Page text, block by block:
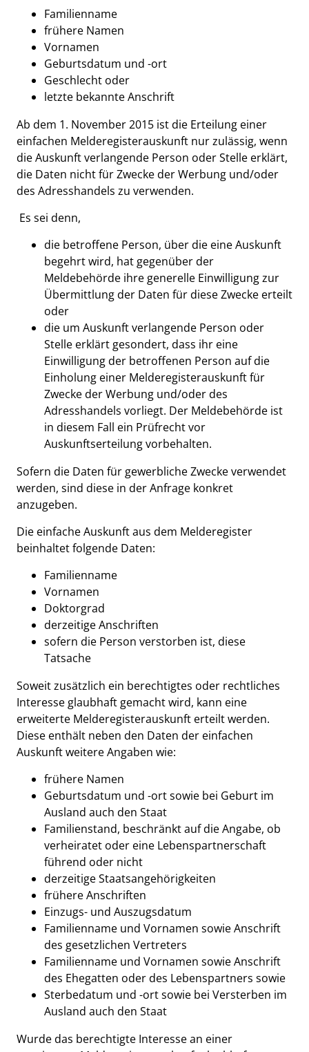
Familienname
frühere Namen
Vornamen
Geburtsdatum und -ort
Geschlecht oder
letzte bekannte Anschrift
Ab dem 1. November 2015 ist die Erteilung einer
einfachen Melderegisterauskunft nur zulässig, wenn
die Auskunft verlangende Person oder Stelle erklärt,
die Daten nicht für Zwecke der Werbung und/oder
des Adresshandels zu verwenden.
Es sei denn,
die betroffene Person, über die eine Auskunft
begehrt wird, hat gegenüber der
Meldebehörde ihre generelle Einwilligung zur
Übermittlung der Daten für diese Zwecke erteilt
oder
die um Auskunft verlangende Person oder
Stelle erklärt gesondert, dass ihr eine
Einwilligung der betroffenen Person auf die
Einholung einer Melderegisterauskunft für
Zwecke der Werbung und/oder des
Adresshandels vorliegt. Der Meldebehörde ist
in diesem Fall ein Prüfrecht vor
Auskunftserteilung vorbehalten.
Sofern die Daten für gewerbliche Zwecke verwendet
werden, sind diese in der Anfrage konkret
anzugeben.
Die einfache Auskunft aus dem Melderegister
beinhaltet folgende Daten:
Familienname
Vornamen
Doktorgrad
derzeitige Anschriften
sofern die Person verstorben ist, diese
Tatsache
Soweit zusätzlich ein berechtigtes oder rechtliches
Interesse glaubhaft gemacht wird, kann eine
erweiterte Melderegisterauskunft erteilt werden.
Diese enthält neben den Daten der einfachen
Auskunft weitere Angaben wie:
frühere Namen
Geburtsdatum und -ort sowie bei Geburt im
Ausland auch den Staat
Familienstand, beschränkt auf die Angabe, ob
verheiratet oder eine Lebenspartnerschaft
führend oder nicht
derzeitige Staatsangehörigkeiten
frühere Anschriften
Einzugs- und Auszugsdatum
Familienname und Vornamen sowie Anschrift
des gesetzlichen Vertreters
Familienname und Vornamen sowie Anschrift
des Ehegatten oder des Lebenspartners sowie
Sterbedatum und -ort sowie bei Versterben im
Ausland auch den Staat
Wurde das berechtigte Interesse an einer